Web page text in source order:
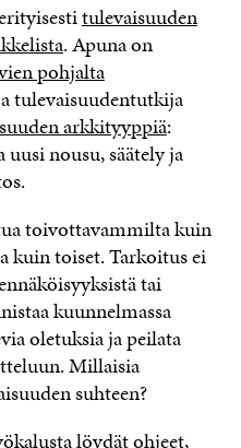
P
O
S
T
I
L
A
V
U
T
U
U
U
D
E
S
A
T
I
K
K
E
L
I
N
K
K
tulevaisuuden
. Apuna on
pohjalta
tulevaisuudentutkija
arkkityyppiä:
nousu, säätely ja
toivottavammilta kuin
kuin toiset. Tarkoitus ei
tai
kuunnelmassa
oletuksia ja peilata
Millaisia
suhteen?
löydät ohjeet,